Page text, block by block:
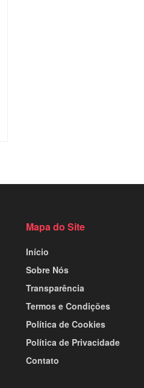
Mapa do Site
Início
Sobre Nós
Transparência
Termos e Condições
Política de Cookies
Política de Privacidade
Contato